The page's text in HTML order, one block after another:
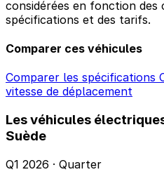
considérées en fonction des
spécifications et des tarifs.
Comparer ces véhicules
Comparer les spécifications
vitesse de déplacement
Les véhicules
Suède
Q1 2026 · Quarter